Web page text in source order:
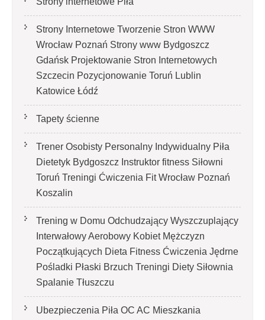
Strony Internetowe Tworzenie Stron WWW
Wrocław Poznań Strony www Bydgoszcz
Gdańsk Projektowanie Stron Internetowych
Szczecin Pozycjonowanie Toruń Lublin
Katowice Łódź
Tapety ścienne
Trener Osobisty Personalny Indywidualny Piła
Dietetyk Bydgoszcz Instruktor fitness Siłowni
Toruń Treningi Ćwiczenia Fit Wrocław Poznań
Koszalin
Trening w Domu Odchudzający Wyszczuplający
Interwałowy Aerobowy Kobiet Mężczyzn
Początkujących Dieta Fitness Ćwiczenia Jędrne
Pośladki Płaski Brzuch Treningi Diety Siłownia
Spalanie Tłuszczu
Ubezpieczenia Piła OC AC Mieszkania